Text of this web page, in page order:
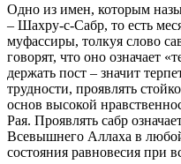
Одно из имен, которым
– Шахру-с-Сабр, то есть
муфассиры, толкуя слово
говорят, что оно означает
держать пост – значит
трудности, проявлять
основ высокой
Рая. Проявлять сабр
Всевышнего Аллаха в
состояния равновесия при